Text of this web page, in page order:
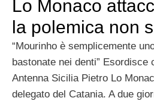
Lo Monaco
la polemica non
“Mourinho è semplicemente
bastonate nei denti”
Antenna Sicilia Pietro Lo
delegato del Catania. A due